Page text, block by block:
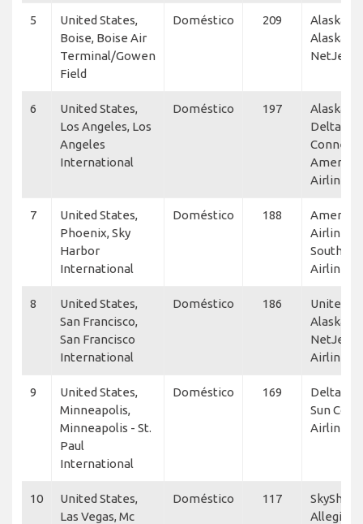
5
United States,
Boise, Boise Air
Terminal/Gowen
Field
Doméstico 209
Alaska
Alaska
NetJets
6
United States,
Los Angeles, Los
Angeles
International
Doméstico 197
Alaska
Delta
Airlines
7
United States,
Phoenix, Sky
Harbor
International
Doméstico 188
Airlines,
Airlines,
8
United States,
San Francisco,
San Francisco
International
Doméstico 186
United
Alaska
NetJets,
Airlines,
9
United States,
Minneapolis,
Minneapolis - St.
Paul
International
Doméstico 169
Delta Air
Sun
Airlines
10
United States,
Las Vegas, Mc
Doméstico 117
SkyShare,
Allegiant